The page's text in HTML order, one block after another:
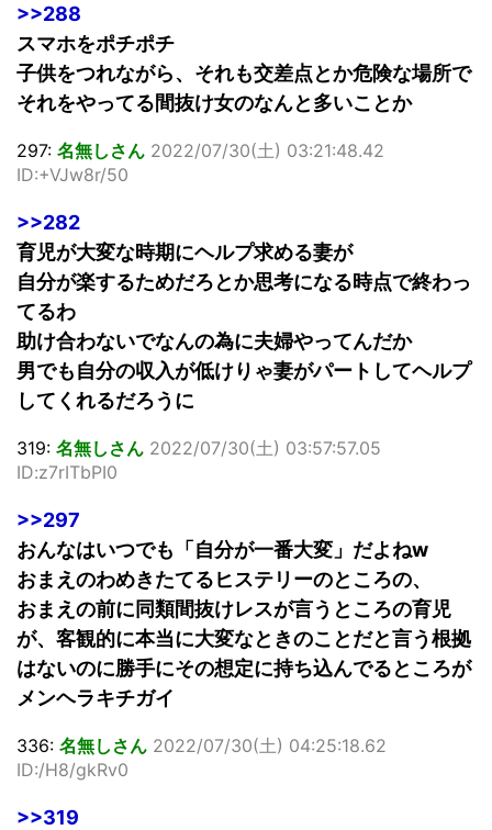
>>288
スマホをポチポチ
子供をつれながら、それも交差点とか危険な場所で
それをやってる間抜け女のなんと多いことか
297: 名無しさん 2022/07/30(土) 03:21:48.42
ID:+VJw8r/50
>>282
育児が大変な時期にヘルプ求める妻が
自分が楽するためだろとか思考になる時点で終わっ
てるわ
助け合わないでなんの為に夫婦やってんだか
男でも自分の収入が低けりゃ妻がパートしてヘルプ
してくれるだろうに
319: 名無しさん 2022/07/30(土) 03:57:57.05
ID:z7rITbPI0
>>297
おんなはいつでも「自分が一番大変」だよねw
おまえのわめきたてるヒステリーのところの、
おまえの前に同類間抜けレスが言うところの育児
が、客観的に本当に大変なときのことだと言う根拠
はないのに勝手にその想定に持ち込んでるところが
メンヘラキチガイ
336: 名無しさん 2022/07/30(土) 04:25:18.62
ID:/H8/gkRv0
>>319